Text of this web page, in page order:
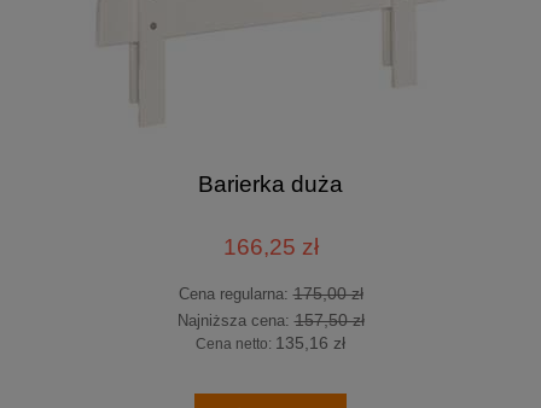
Barierka duża
166,25 zł
Cena regularna:175,00 zł
Najniższa cena:157,50 zł
Cena netto: 135,16 zł